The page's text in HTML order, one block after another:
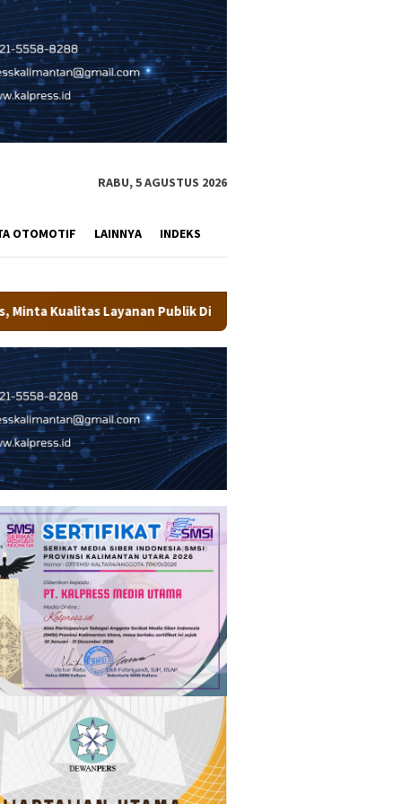
RABU, 5 AGUSTUS 2026
OTOMOTIF LAINNYA INDEKS
Ditingkatkan Wali Kota Tarakan Buka Pusdiklat